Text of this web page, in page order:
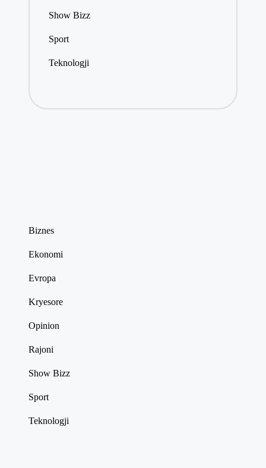
Show Bizz
Sport
Teknologji
Biznes
Ekonomi
Evropa
Kryesore
Opinion
Rajoni
Show Bizz
Sport
Teknologji